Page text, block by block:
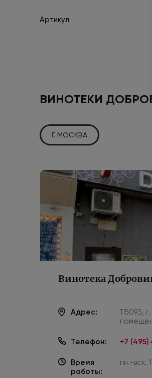
Артикул
ВИНОТЕКИ
Г. МОСКВА
Винотека
Адрес:
115093,
Телефон: +7
Время
работы:
пн.-вск.